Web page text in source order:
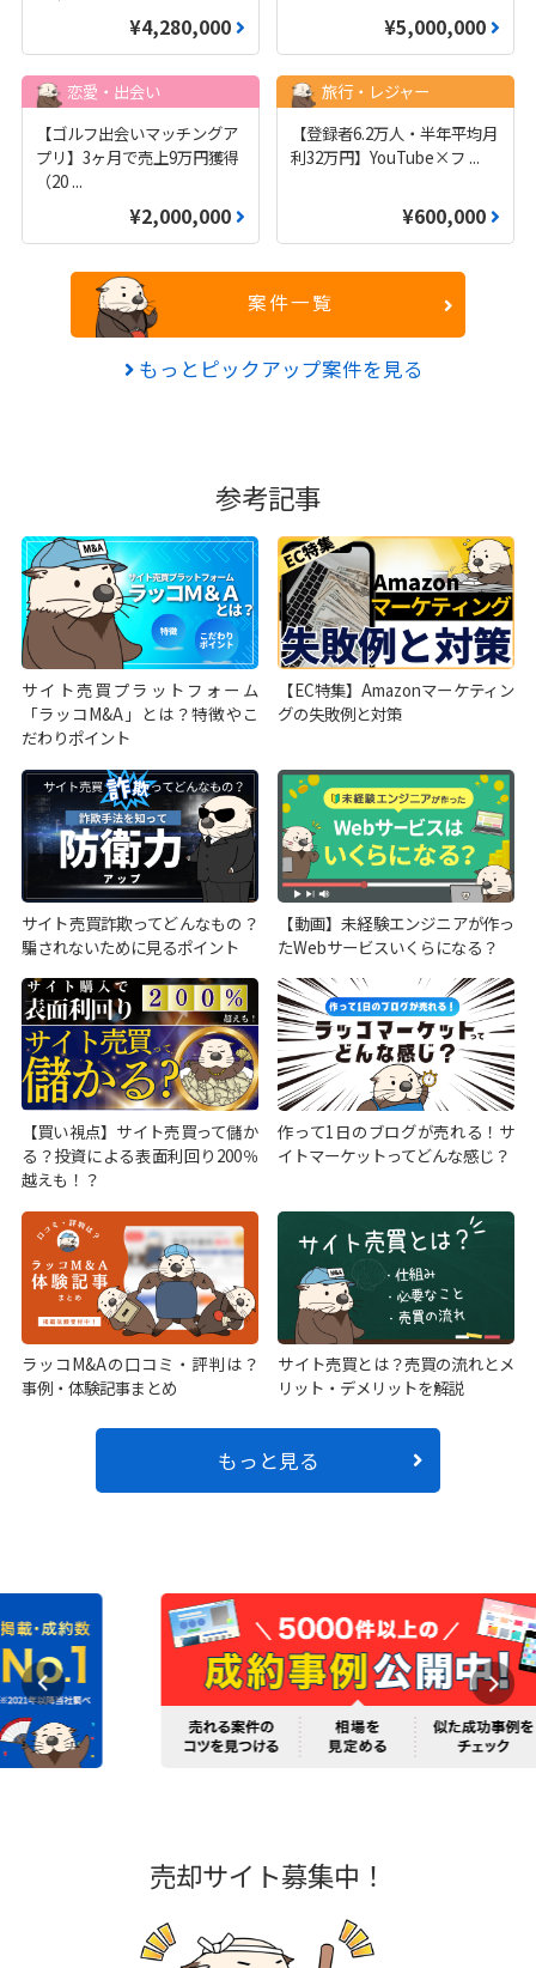
¥4,280,000 ¥5,000,000
恋愛・出会い
【ゴルフ出会いマッチングア
プリ】3ヶ月で売上9万円獲得
（20 ...
¥2,000,000
旅行・レジャー
【登録者6.2万人・半年平均月
利32万円】YouTube×フ ...
¥600,000
案件一覧
もっとピックアップ案件を見る
参考記事
サイト売買プラットフォーム
「ラッコM&A」とは？特徴やこ
だわりポイント
【EC特集】Amazonマーケティン
グの失敗例と対策
サイト売買詐欺ってどんなもの？
騙されないために見るポイント
【動画】未経験エンジニアが作っ
たWebサービスいくらになる？
【買い視点】サイト売買って儲か
る？投資による表面利回り200％
越えも！？
作って1日のブログが売れる！サ
イトマーケットってどんな感じ？
ラッコM&Aの口コミ・評判は？
事例・体験記事まとめ
サイト売買とは？売買の流れとメ
リット・デメリットを解説
もっと見る
売却サイト募集中！